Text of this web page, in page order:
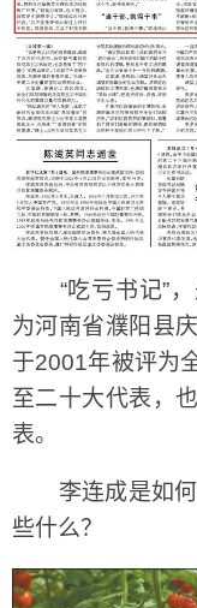
“吃亏书记”，
为河南省濮阳县
于2001年被评为
至二十大代表，
表。
李连成是如何
些什么？